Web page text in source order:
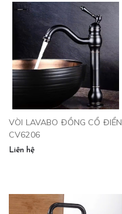
VÒI LAVABO ĐỒNG CỔ ĐIỂN
CV6206
Liên hệ